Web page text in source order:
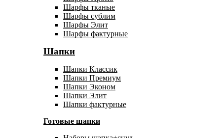
Шарфы тканые
Шарфы сублим
Шарфы Элит
Шарфы фактурные
Шапки
Шапки Классик
Шапки Премиум
Шапки Эконом
Шапки Элит
Шапки фактурные
Готовые шапки